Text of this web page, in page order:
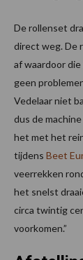
De rollenset
direct weg. De
af waardoor die
geen
Vedelaar niet
dus de
het met het
tijdens Beet
veerrekken
het snelst
circa twintig
voorkomen.”